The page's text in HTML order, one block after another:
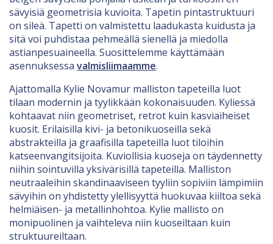
sävyisiä geometrisia kuvioita. Tapetin pintastruktuuri
on sileä. Tapetti on valmistettu laadukasta kuidusta ja
sitä voi puhdistaa pehmeällä sienellä ja miedolla
astianpesuaineella. Suosittelemme käyttämään
asennuksessa valmisliimaamme.
Ajattomalla Kylie Novamur malliston tapeteilla luot
tilaan modernin ja tyylikkään kokonaisuuden. Kyliessä
kohtaavat niin geometriset, retrot kuin kasviaiheiset
kuosit. Erilaisilla kivi- ja betonikuoseilla sekä
abstrakteilla ja graafisilla tapeteilla luot tiloihin
katseenvangitsijoita. Kuviollisia kuoseja on täydennetty
niihin sointuvilla yksivärisillä tapeteilla. Malliston
neutraaleihin skandinaaviseen tyyliin sopiviin lämpimiin
sävyihin on yhdistetty ylellisyyttä huokuvaa kiiltoa sekä
helmiäisen- ja metallinhohtoa. Kylie mallisto on
monipuolinen ja vaihteleva niin kuoseiltaan kuin
struktuureiltaan.